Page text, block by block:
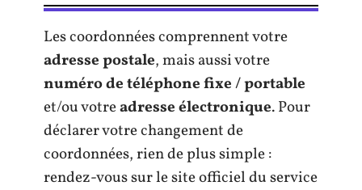
Les coordonnées comprennent votre
adresse postale, mais aussi votre
numéro de téléphone fixe / portable
et/ou votreadresse électronique. Pour
déclarer votre changement de
coordonnées, rien de plus simple :
rendez-vous sur le site officiel du service